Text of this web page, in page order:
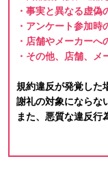
・事実と異なる虚偽
・アンケート参加
・店舗やメーカー
・その他、店舗、
規約違反が発覚した
謝礼の対象にならな
また、悪質な違反行